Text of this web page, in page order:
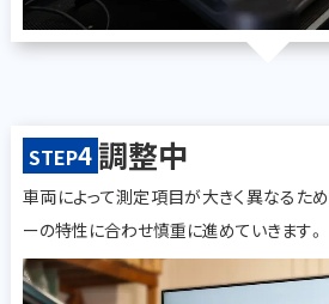
STEP4調整中
車両によって測定項目が大きく異なるた
ーの特性に合わせ慎重に進めていきます。